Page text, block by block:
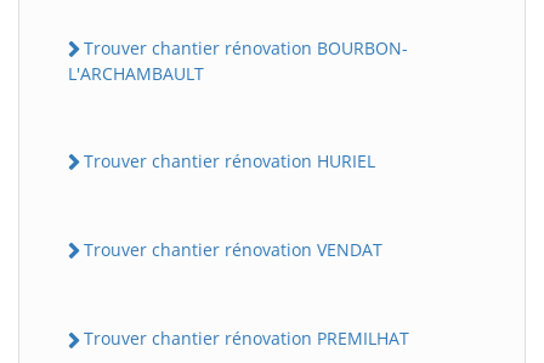
Trouver chantier rénovation BOURBON-
L'ARCHAMBAULT
Trouver chantier rénovation HURIEL
Trouver chantier rénovation VENDAT
Trouver chantier rénovation PREMILHAT